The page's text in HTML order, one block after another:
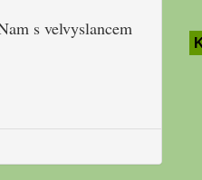
s velvyslancem